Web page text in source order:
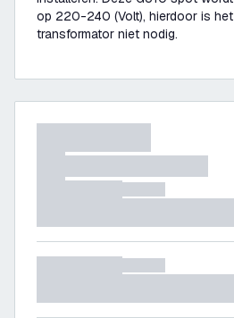
op 220-240 (Volt), hierdoor is
transformator niet nodig.